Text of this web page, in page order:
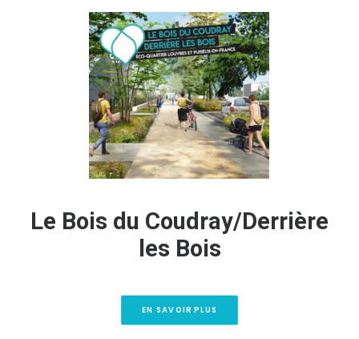
Le Bois du Coudray/Derrière
les Bois
EN SAVOIR PLUS